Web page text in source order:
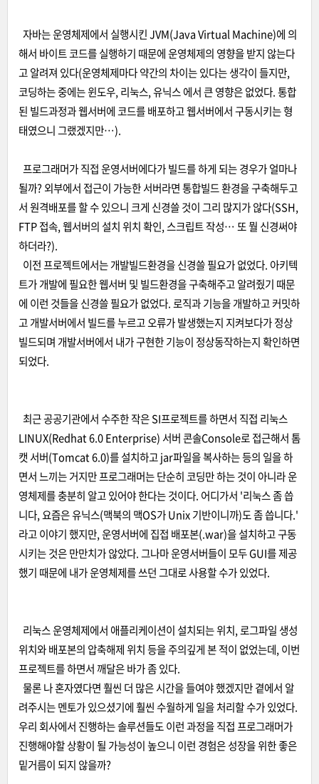
자바는 운영체제에서 실행시킨 JVM(Java Virtual Machine)에 의
해서 바이트 코드를 실행하기 때문에 운영체제의 영향을 받지 않는다
고 알려져 있다(운영체제마다 약간의 차이는 있다는 생각이 들지만,
코딩하는 중에는 윈도우, 리눅스, 유닉스 에서 큰 영향은 없었다. 통합
된 빌드과정과 웹서버에 코드를 배포하고 웹서버에서 구동시키는 형
태였으니 그랬겠지만…).
프로그래머가 직접 운영서버에다가 빌드를 하게 되는 경우가 얼마나
될까? 외부에서 접근이 가능한 서버라면 통합빌드 환경을 구축해두고
서 원격배포를 할 수 있으니 크게 신경쓸 것이 그리 많지가 않다(SSH,
FTP 접속, 웹서버의 설치 위치 확인, 스크립트 작성… 또 뭘 신경써야
하더라?).
이전 프로젝트에서는 개발빌드환경을 신경쓸 필요가 없었다. 아키텍
트가 개발에 필요한 웹서버 및 빌드환경을 구축해주고 알려줬기 때문
에 이런 것들을 신경쓸 필요가 없었다. 로직과 기능을 개발하고 커밋하
고 개발서버에서 빌드를 누르고 오류가 발생했는지 지켜보다가 정상
빌드되며 개발서버에서 내가 구현한 기능이 정상동작하는지 확인하면
되었다.
최근 공공기관에서 수주한 작은 SI프로젝트를 하면서 직접 리눅스
LINUX(Redhat 6.0 Enterprise) 서버 콘솔Console로 접근해서 톰
캣 서버(Tomcat 6.0)를 설치하고 jar파일을 복사하는 등의 일을 하
면서 느끼는 거지만 프로그래머는 단순히 코딩만 하는 것이 아니라 운
영체제를 충분히 알고 있어야 한다는 것이다. 어디가서 '리눅스 좀 씁
니다, 요즘은 유닉스(맥북의 맥OS가 Unix 기반이니까)도 좀 씁니다.'
라고 이야기 했지만, 운영서버에 집접 배포본(.war)을 설치하고 구동
시키는 것은 만만치가 않았다. 그나마 운영서버들이 모두 GUI를 제공
했기 때문에 내가 운영체제를 쓰던 그대로 사용할 수가 있었다.
리눅스 운영체제에서 애플리케이션이 설치되는 위치, 로그파일 생성
위치와 배포본의 압축해제 위치 등을 주의깊게 본 적이 없었는데, 이번
프로젝트를 하면서 깨달은 바가 좀 있다.
물론 나 혼자였다면 훨씬 더 많은 시간을 들여야 했겠지만 곁에서 알
려주시는 멘토가 있으셨기에 훨씬 수월하게 일을 처리할 수가 있었다.
우리 회사에서 진행하는 솔루션들도 이런 과정을 직접 프로그래머가
진행해야할 상황이 될 가능성이 높으니 이런 경험은 성장을 위한 좋은
밑거름이 되지 않을까?